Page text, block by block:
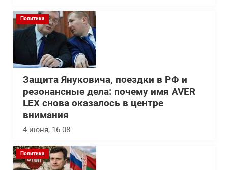
Политика
Защита Януковича, поездки в РФ и
резонансные дела: почему имя AVER
LEX снова оказалось в центре
внимания
4 июня, 16:08
Политика